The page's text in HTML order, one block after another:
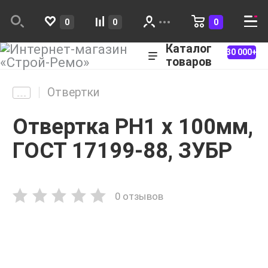
0 0 0
Каталог
товаров
30 000+
Отвертки
Отвертка PH1 х 100мм,
ГОСТ 17199-88, ЗУБР
0 отзывов